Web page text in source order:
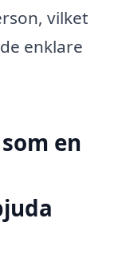
vilket
enklare
en